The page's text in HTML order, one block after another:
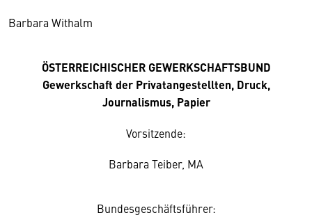
Barbara Withalm
ÖSTERREICHISCHER GEWERKSCHAFTSBUND
Gewerkschaft der Privatangestellten, Druck,
Journalismus, Papier
Vorsitzende:
Barbara Teiber, MA
Bundesgeschäftsführer: